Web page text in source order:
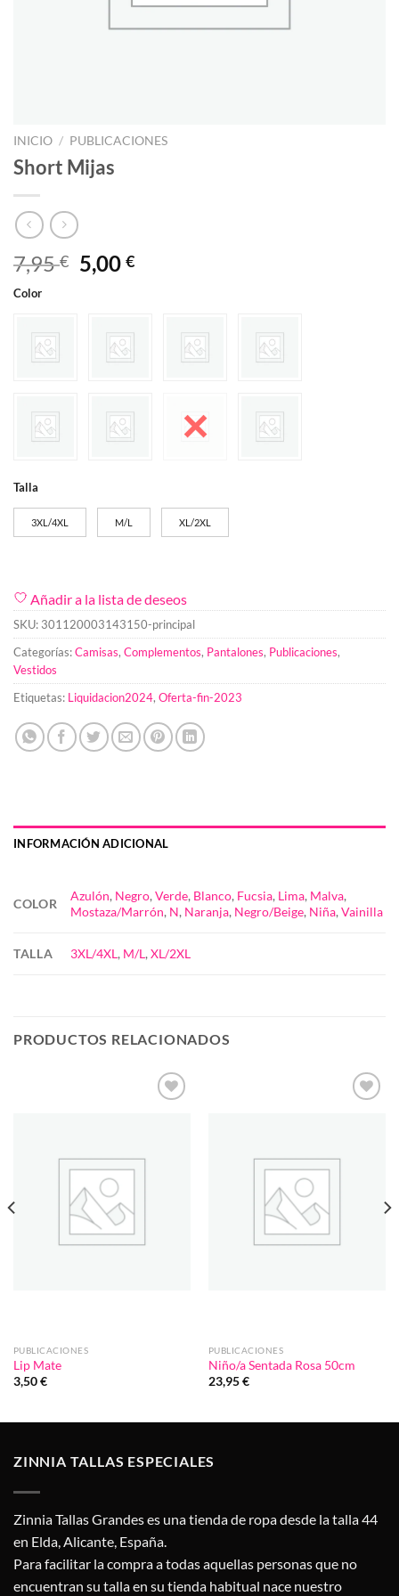
INICIO / PUBLICACIONES
Short Mijas
7,95€ El
precio
7,95 €.
5,00€El
es:
5,00 €.
Color
Talla
3XL/4XL M/L XL/2XL
Añadir a la lista de deseos
SKU: 301120003143150-principal
Categorías:Camisas, Complementos, Pantalones, Publicaciones,
Vestidos
Etiquetas: Liquidacion2024, Oferta-fin-2023
INFORMACIÓN ADICIONAL
COLOR
Azulón, Negro,Verde, Blanco, Fucsia, Lima, Malva,
Mostaza/Marrón, N, Naranja, Negro/Beige, Niña,Vainilla
TALLA 3XL/4XL, M/L,XL/2XL
PRODUCTOS RELACIONADOS
PUBLICACIONES
Lip Mate
3,50€
PUBLICACIONES
Niño/a Sentada Rosa 50cm
23,95€
ZINNIA TALLAS ESPECIALES
Zinnia Tallas Grandes es una tienda de ropa desde la talla 44
en Elda, Alicante, España.
Para facilitar la compra a todas aquellas personas que no
encuentran su talla en su tienda habitual nace nuestro